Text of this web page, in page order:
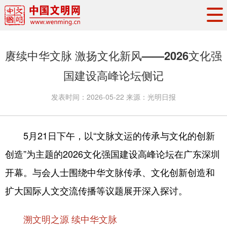
权威发布
资讯联播
地方交流
文明实践
文明创建
文明矩阵
赓续中华文脉 激扬文化新风——2026文化强
国建设高峰论坛侧记
发表时间： 2026-05-22 来源： 光明日报
5月21日下午，以“文脉文运的传承与文化的创新
创造”为主题的2026文化强国建设高峰论坛在广东深圳
开幕。与会人士围绕中华文脉传承、文化创新创造和
扩大国际人文交流传播等议题展开深入探讨。
溯文明之源 续中华文脉